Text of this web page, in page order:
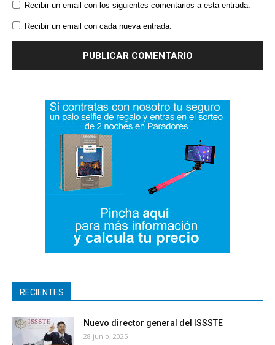
Recibir un email con los siguientes comentarios a esta entrada.
Recibir un email con cada nueva entrada.
RECIENTES
Nuevo director general del ISSSTE
28 junio, 2025